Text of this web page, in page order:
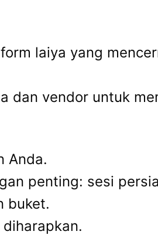
laiya yang
dan vendor untuk
Anda.
penting: sesi
buket.